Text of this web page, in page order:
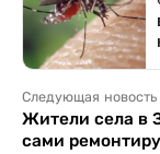
Следующая новость
Жители села в
сами